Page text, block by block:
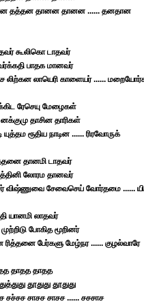
தானன தானன ...... தனதான
கூலிகொ டாதவர்
பாதக மானவர்
லாயெரி காளையர் ......
ரேசெயு மேழைகள்
தாசின தாரிகள்
ரூதிய நாடின ...... ரிரவோருக்
தானமி டாதவர்
லோரம தானவர்
சேவைசெய் வோர்தமை ......
யானமி லாதவர்
போகித மூறினர்
பேர்களு மேழ்நர ...... குழல்வாரே
தாதத தாதத
தூதுது தூதுது
சாசச சாசச ...... சசசாச